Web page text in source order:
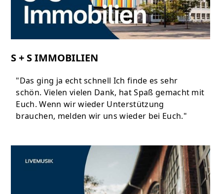
S + S IMMOBILIEN
"Das ging ja echt schnell Ich finde es sehr
schön. Vielen vielen Dank, hat Spaß gemacht mit
Euch. Wenn wir wieder Unterstützung
brauchen, melden wir uns wieder bei Euch."